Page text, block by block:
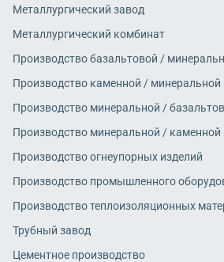
Металлургический завод
Металлургический комбинат
Производство базальтовой /
Производство каменной / минеральной
Производство минеральной /
Производство минеральной / каменной
Производство огнеупорных изделий
Производство промышленного
Производство теплоизоляционных
Трубный завод
Цементное производство